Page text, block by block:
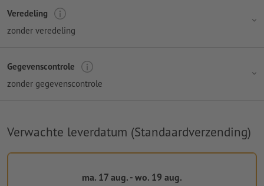
Veredeling
zonder veredeling
Gegevenscontrole
zonder gegevenscontrole
Verwachte leverdatum (Standaardverzending)
ma. 17 aug. - wo. 19 aug.